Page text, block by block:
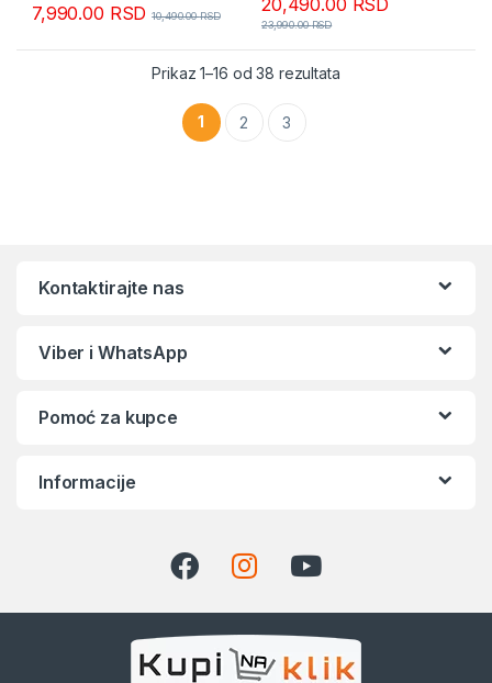
7,990.00 RSD 10,490.00RSD
23,990.00RSD
Prikaz 1–16 od 38 rezultataSortirano po
1 2 3
Kontaktirajte nas
Viber i WhatsApp
Pomoć za kupce
Informacije